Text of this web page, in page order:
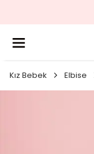
Kız Bebek Elbise